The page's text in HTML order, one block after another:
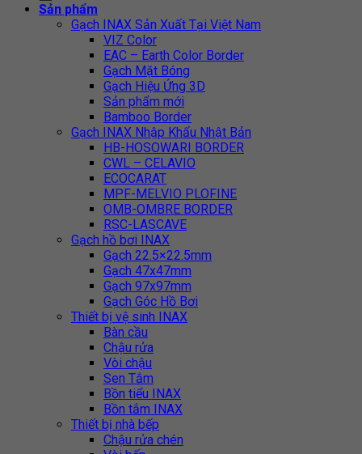
Sản phẩm
Gạch INAX Sản Xuất Tại Việt Nam
VIZ Color
EAC – Earth Color Border
Gạch Mặt Bóng
Gạch Hiệu Ứng 3D
Sản phẩm mới
Bamboo Border
Gạch INAX Nhập Khẩu Nhật Bản
HB-HOSOWARI BORDER
CWL – CELAVIO
ECOCARAT
MPF-MELVIO PLOFINE
OMB-OMBRE BORDER
RSC-LASCAVE
Gạch hồ bơi INAX
Gạch 22.5×22.5mm
Gạch 47x47mm
Gạch 97x97mm
Gạch Góc Hồ Bơi
Thiết bị vệ sinh INAX
Bàn cầu
Chậu rửa
Vòi chậu
Sen Tắm
Bồn tiểu INAX
Bồn tắm INAX
Thiết bị nhà bếp
Chậu rửa chén